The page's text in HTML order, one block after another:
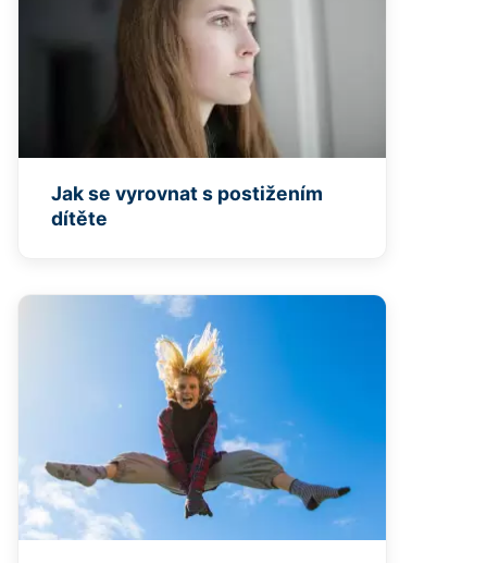
Jak se vyrovnat s postižením
dítěte